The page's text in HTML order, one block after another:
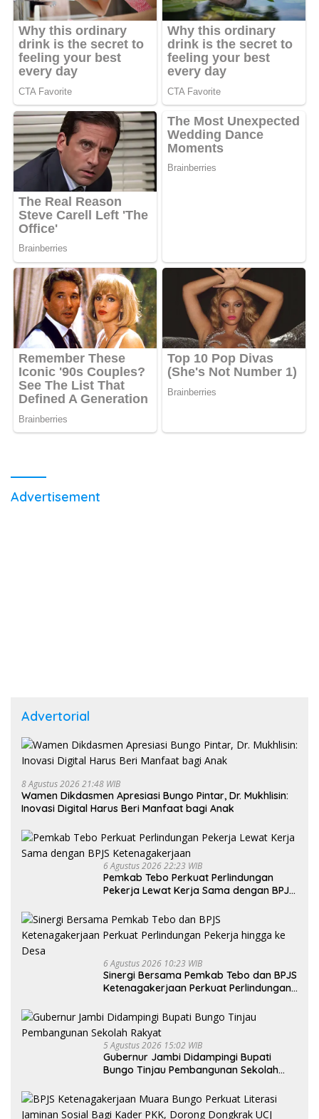
Advertisement
Advertorial
8 Agustus 2026 21:48 WIB
Wamen Dikdasmen Apresiasi Bungo Pintar, Dr. Mukhlisin:
Inovasi Digital Harus Beri Manfaat bagi Anak
6 Agustus 2026 22:23 WIB
Pemkab Tebo Perkuat Perlindungan
Pekerja Lewat Kerja Sama dengan BPJS
6 Agustus 2026 10:23 WIB
Sinergi Bersama Pemkab Tebo dan BPJS
Ketenagakerjaan Perkuat Perlindungan
5 Agustus 2026 15:02 WIB
Gubernur Jambi Didampingi Bupati
Bungo Tinjau Pembangunan Sekolah